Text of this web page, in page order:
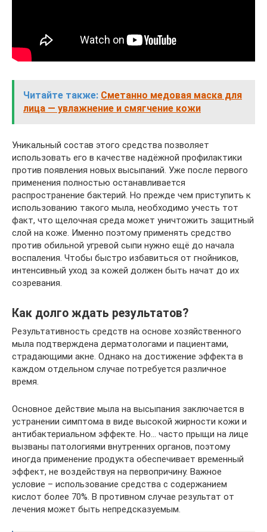
Читайте также: Сметанно медовая маска для
лица — увлажнение и смягчение кожи
Уникальный состав этого средства позволяет
использовать его в качестве надёжной профилактики
против появления новых высыпаний. Уже после первого
применения полностью останавливается
распространение бактерий. Но прежде чем приступить к
использованию такого мыла, необходимо учесть тот
факт, что щелочная среда может уничтожить защитный
слой на коже. Именно поэтому применять средство
против обильной угревой сыпи нужно ещё до начала
воспаления. Чтобы быстро избавиться от гнойников,
интенсивный уход за кожей должен быть начат до их
созревания.
Как долго ждать результатов?
Результативность средств на основе хозяйственного
мыла подтверждена дерматологами и пациентами,
страдающими акне. Однако на достижение эффекта в
каждом отдельном случае потребуется различное
время.
Основное действие мыла на высыпания заключается в
устранении симптома в виде высокой жирности кожи и
антибактериальном эффекте. Но… часто прыщи на лице
вызваны патологиями внутренних органов, поэтому
иногда применение продукта обеспечивает временный
эффект, не воздействуя на первопричину. Важное
условие – использование средства с содержанием
кислот более 70%. В противном случае результат от
лечения может быть непредсказуемым.